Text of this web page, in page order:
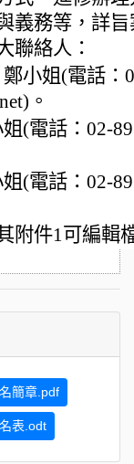
義務等，詳
聯絡人：
小姐(電話：
。
(電話：02-
(電話：02-
附件1可編輯
簡章.pdf
表.odt